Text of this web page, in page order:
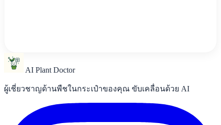
AI Plant Doctor
ผู้เชี่ยวชาญด้านพืชในกระเป๋าของคุณ ขับเคลื่อนด้วย AI